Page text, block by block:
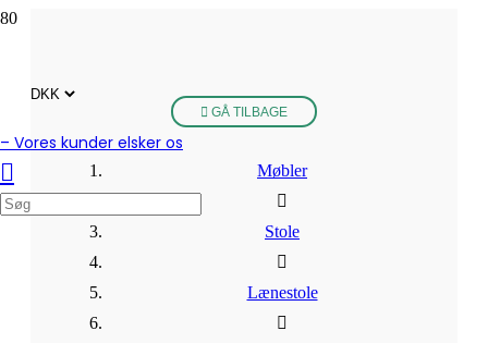
– Vores kunder elsker os
GÅ TILBAGE
Møbler
Stole
Lænestole